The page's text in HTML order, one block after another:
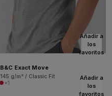
Añadir a
los
favoritos
B&C Exact Move
145 g/m² / Classic Fit
+1
Añadir a
los
favoritos